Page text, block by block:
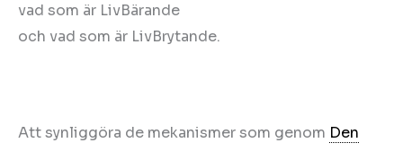
vad som är LivBärande
och vad som är LivBrytande.
Att synliggöra de mekanismer som genom Den